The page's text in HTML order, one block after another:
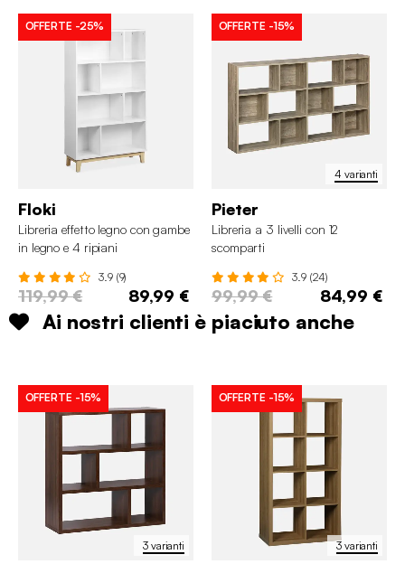
OFFERTE -25%
Floki
Libreria effetto legno con gambe
in legno e 4 ripiani
3.9 (9)
119,99 € 89,99 €
4 varianti
OFFERTE -15%
Pieter
Libreria a 3 livelli con 12
scomparti
3.9 (24)
99,99 € 84,99 €
Ai nostri clienti è piaciuto anche
3 varianti
OFFERTE -15%
3 varianti
OFFERTE -15%